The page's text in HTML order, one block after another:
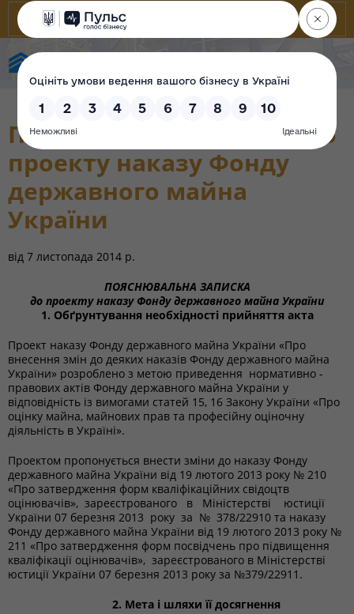
Пояснювальна записка до
проекту наказу Фонду
державного майна
України
від 7 листопада 2014 р.
ПОЯСНЮВАЛЬНА ЗАПИСКА
до проекту наказу Фонду державного майна України
1. Обґрунтування необхідності прийняття акта
Проект наказу Фонду державного майна України «Про
внесення змін до деяких наказів Фонду державного майна
України» розроблено з метою приведення нормативно -
правових актів Фонду державного майна України у
відповідність із вимогами статей 15, 16 Закону України «Про
оцінку майна, майнових прав та професійну оціночну
діяльність в Україні».
Проектом пропонується внести зміни до наказу Фонду
державного майна України від 19 лютого 2013 року № 210
«Про затвердження форм кваліфікаційних свідоцтв
оцінювачів», зареєстрованого в Міністерстві юстиції
України 07 березня 2013 року за № 378/22910 та наказу
Фонду державного майна України від 19 лютого 2013 року №
211 «Про затвердження форм посвідчень про підвищення
кваліфікації оцінювачів», зареєстрованого в Міністерстві
юстиції України 07 березня 2013 року за №379/22911.
2. Мета і шляхи її досягнення